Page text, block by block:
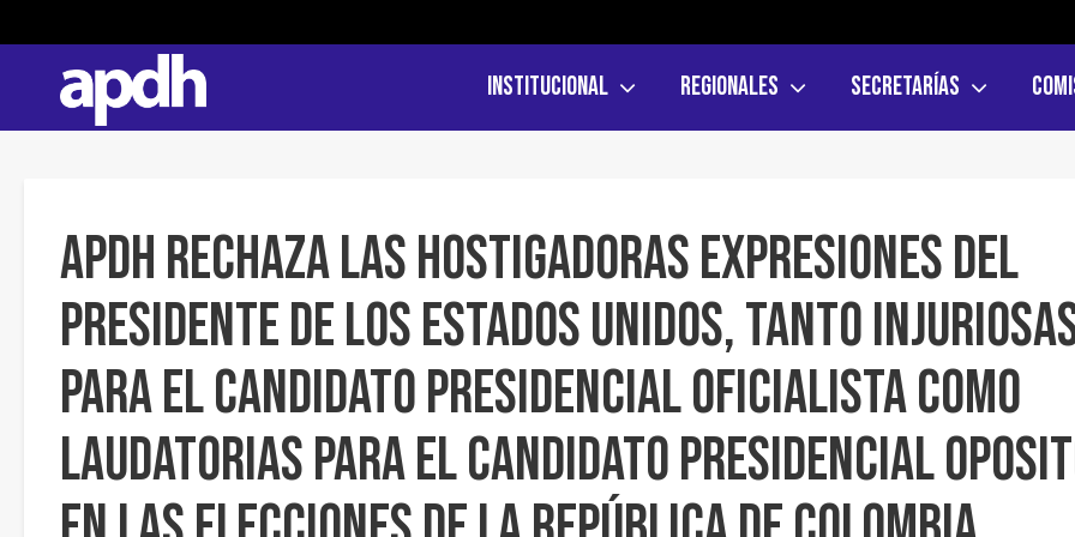
Institucional Regionales Secretarías
APDH rechaza las hostigadoras expresiones del
Presidente de los Estados Unidos, tanto
para el candidato presidencial oficialista como
laudatorias para el candidato presidencial